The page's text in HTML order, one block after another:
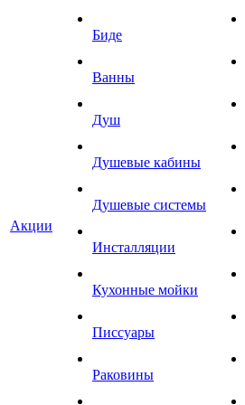
Акции
Биде
Ванны
Душ
Душевые кабины
Душевые системы
Инсталляции
Кухонные мойки
Писсуары
Раковины